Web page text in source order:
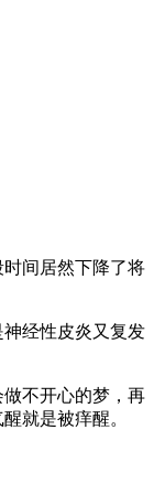
间居然下降了将
经性皮炎又复发
不开心的梦，再
就是被痒醒。